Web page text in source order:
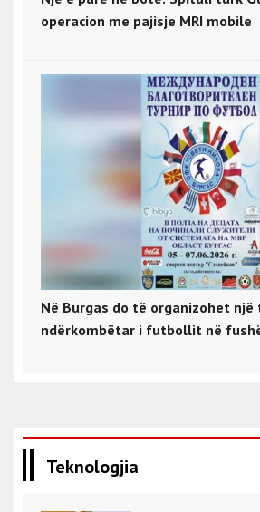
operacion me pajisje MRI mobile
Në Burgas do të organizohet një
ndërkombëtar i futbollit në
Teknologjia